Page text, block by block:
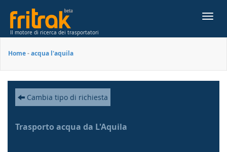
Il motore di ricerca dei trasportatori
Home-acqua l'aquila
Cambia tipo di richiesta
Trasporto acqua da L'Aquila